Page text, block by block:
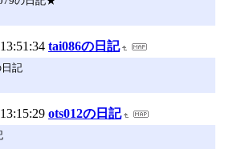
tai086の日記
記
ots012の日記